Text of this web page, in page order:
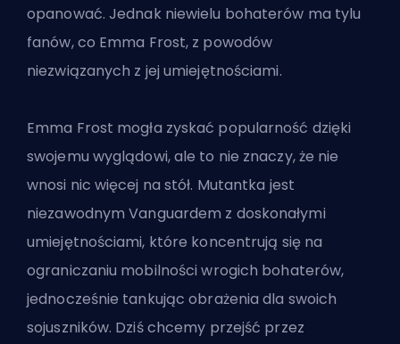
opanować. Jednak niewielu bohaterów ma tylu
fanów, co Emma Frost, z powodów
niezwiązanych z jej umiejętnościami.
Emma Frost mogła zyskać popularność dzięki
swojemu wyglądowi, ale to nie znaczy, że nie
wnosi nic więcej na stół. Mutantka jest
niezawodnym Vanguardem z doskonałymi
umiejętnościami, które koncentrują się na
ograniczaniu mobilności wrogich bohaterów,
jednocześnie tankując obrażenia dla swoich
sojuszników. Dziś chcemy przejść przez